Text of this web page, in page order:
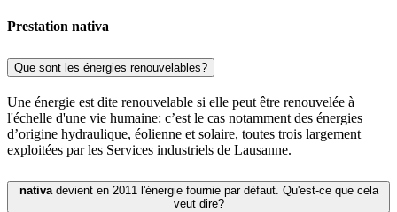
Prestation nativa
Que sont les énergies renouvelables?
Une énergie est dite renouvelable si elle peut être renouvelée à
l'échelle d'une vie humaine: c’est le cas notamment des énergies
d’origine hydraulique, éolienne et solaire, toutes trois largement
exploitées par les Services industriels de Lausanne.
nativa devient en 2011 l'énergie fournie par défaut. Qu'est-ce que cela
veut dire?